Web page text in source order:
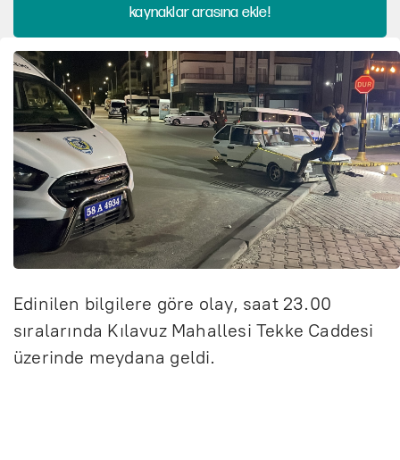
kaynaklar arasına ekle!
Edinilen bilgilere göre olay, saat 23.00
sıralarında Kılavuz Mahallesi Tekke Caddesi
üzerinde meydana geldi.